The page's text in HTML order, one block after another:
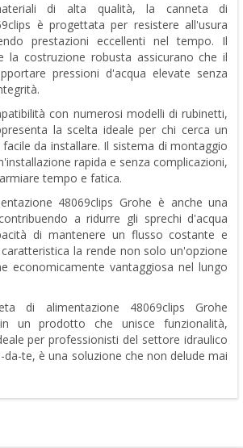
di alta qualità, la canneta di
è progettata per resistere all'usura
prestazioni eccellenti nel tempo. Il
la costruzione robusta assicurano che il
pressioni d'acqua elevate senza
con numerosi modelli di rubinetti,
la scelta ideale per chi cerca un
da installare. Il sistema di montaggio
rapida e senza complicazioni,
tempo e fatica.
48069clips Grohe è anche una
a ridurre gli sprechi d'acqua
di mantenere un flusso costante e
la rende non solo un'opzione
economicamente vantaggiosa nel lungo
di alimentazione 48069clips Grohe
un prodotto che unisce funzionalità,
per professionisti del settore idraulico
da-te, è una soluzione che non delude mai